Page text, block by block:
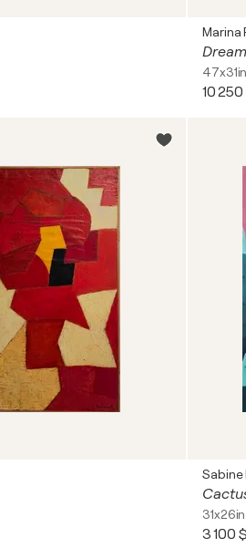
Marina
47x31in
10
Sabine
31x26in
3 100